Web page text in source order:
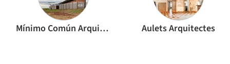
Mínimo Común Arquitectura Aulets Arquitectes